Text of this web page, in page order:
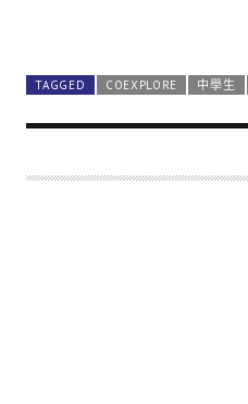
週末好去處 ｜新界九龍區四
TAGGED COEXPLORE 中學生